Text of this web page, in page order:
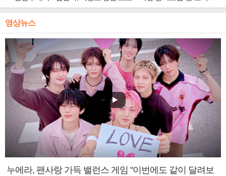
영상뉴스
누에라, 팬사랑 가득 밸런스 게임 "이번에도 같이 달려보